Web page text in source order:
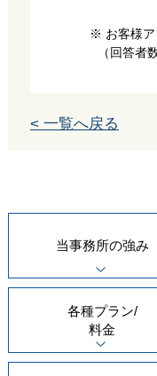
※ お客様ア
（回答者
< 一覧へ戻る
当事務所の強み
各種プラン/
料金